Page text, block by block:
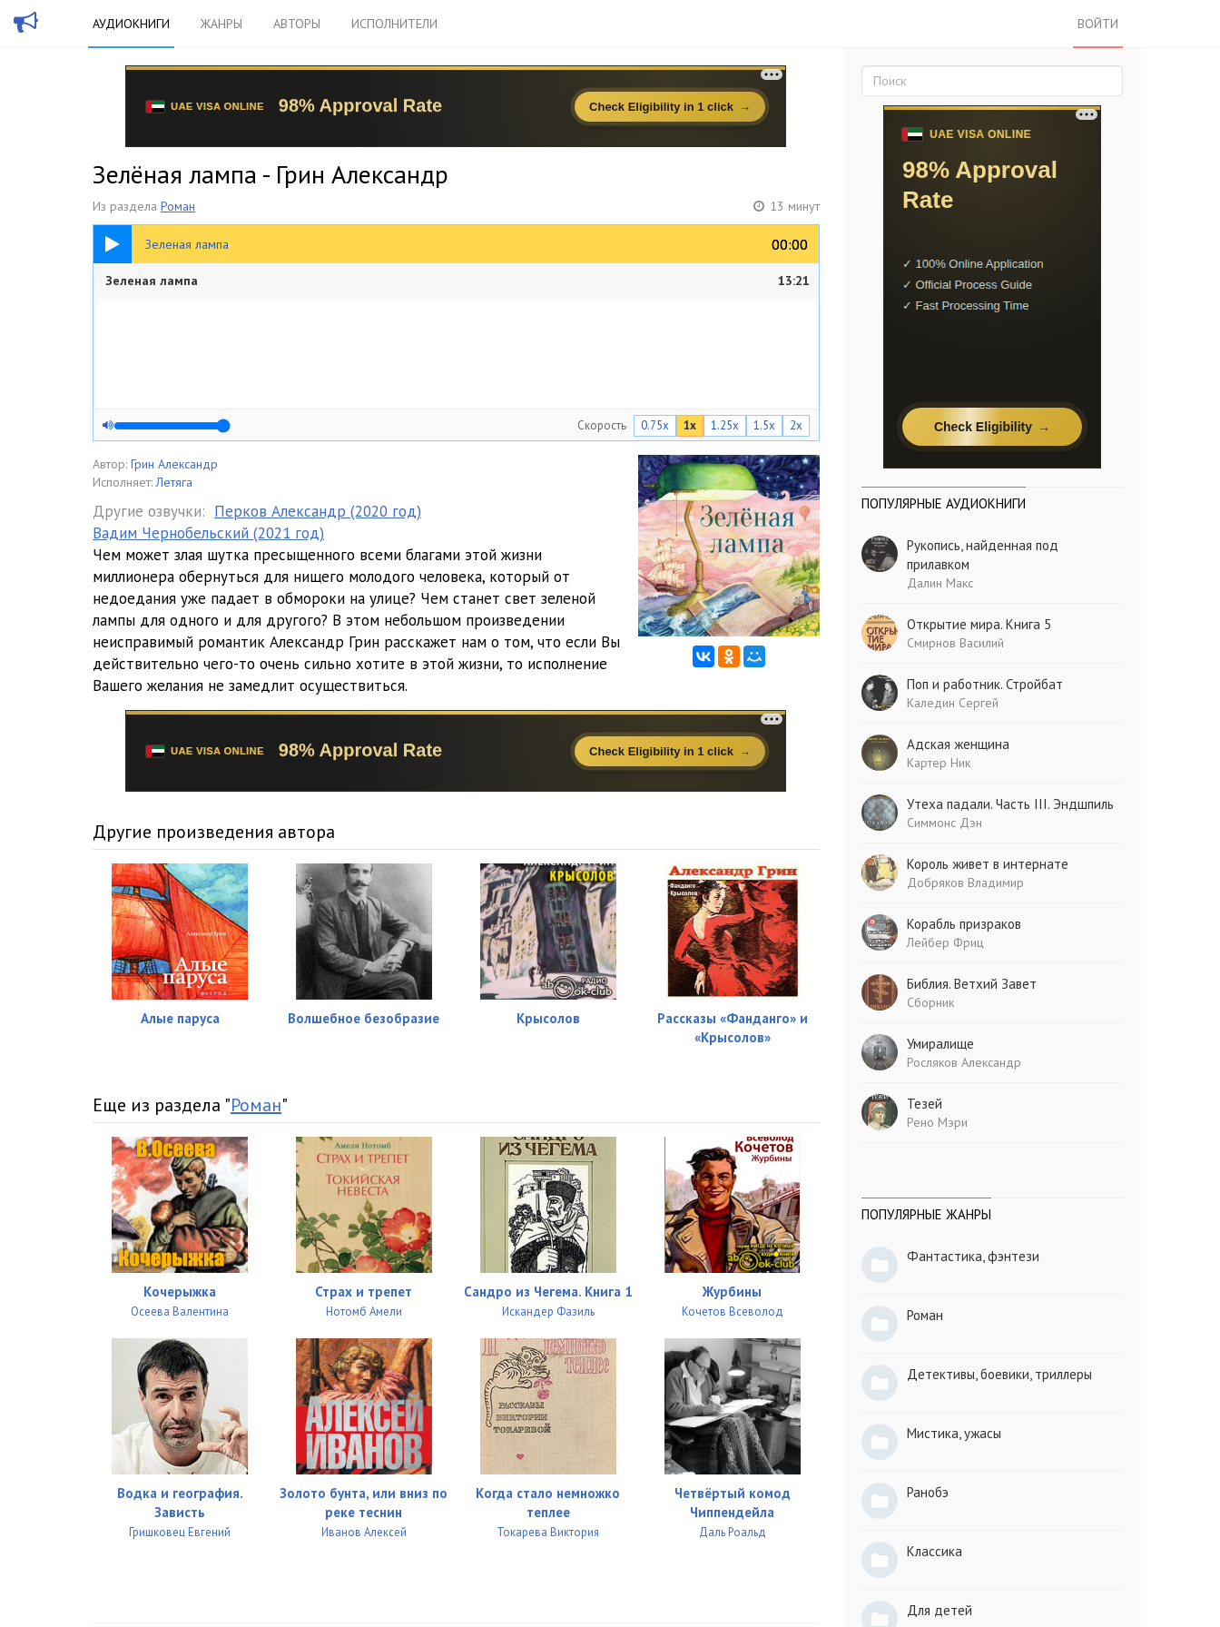
АУДИОКНИГИ ЖАНРЫ АВТОРЫ ИСПОЛНИТЕЛИ ВОЙТИ
Зелёная лампа - Грин Александр
Из раздела Роман 13 минут
Зеленая лампа 00:00
00:00
13:21
Зеленая лампа 13:21
Скорость 0.75x 1x 1.25x 1.5x 2x
Автор: Грин Александр
Исполняет: Летяга
Другие озвучки: Перков Александр (2020 год)
Вадим Чернобельский (2021 год)
Чем может злая шутка пресыщенного всеми благами этой жизни
миллионера обернуться для нищего молодого человека, который от
недоедания уже падает в обмороки на улице? Чем станет свет зеленой
лампы для одного и для другого? В этом небольшом произведении
неисправимый романтик Александр Грин расскажет нам о том, что если Вы
действительно чего-то очень сильно хотите в этой жизни, то исполнение
Вашего желания не замедлит осуществиться.
Другие произведения автора
Алые паруса Волшебное безобразие Крысолов
Рассказы «Фанданго» и
«Крысолов»
Еще из раздела "Роман"
Кочерыжка
Осеева Валентина
Страх и трепет
Нотомб Амели
Сандро из Чегема. Книга 1
Искандер Фазиль
Журбины
Кочетов Всеволод
Водка и география.
Зависть
Гришковец Евгений
Золото бунта, или вниз по
реке теснин
Иванов Алексей
Когда стало немножко
теплее
Токарева Виктория
Четвёртый комод
Чиппендейла
Даль Роальд
ПОПУЛЯРНЫЕ АУДИОКНИГИ
Рукопись, найденная под
прилавком
Далин Макс
Открытие мира. Книга 5
Смирнов Василий
Поп и работник. Стройбат
Каледин Сергей
Адская женщина
Картер Ник
Утеха падали. Часть III. Эндшпиль
Симмонс Дэн
Король живет в интернате
Добряков Владимир
Корабль призраков
Лейбер Фриц
Библия. Ветхий Завет
Сборник
Умиралище
Росляков Александр
Тезей
Рено Мэри
ПОПУЛЯРНЫЕ ЖАНРЫ
Фантастика, фэнтези
Роман
Детективы, боевики, триллеры
Мистика, ужасы
Ранобэ
Классика
Для детей